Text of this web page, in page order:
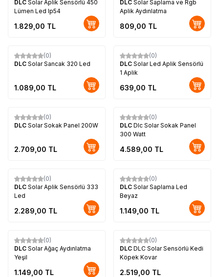
DLC Solar Aplik Sensörlü 450
Lümen Led Ip54
1.829,00 TL
DLC Solar Saplama ve Rgb
Aplik Aydınlatma
809,00 TL
(0)
DLC Solar Sancak 320 Led
1.089,00 TL
(0)
DLC Solar Led Aplik Sensörlü
1 Aplik
639,00 TL
(0)
DLC Solar Sokak Panel 200W
2.709,00 TL
(0)
DLC Dlc Solar Sokak Panel
300 Watt
4.589,00 TL
(0)
DLC Solar Aplik Sensörlü 333
Led
2.289,00 TL
(0)
DLC Solar Saplama Led
Beyaz
1.149,00 TL
(0)
DLC Solar Ağaç Aydınlatma
Yeşil
1.149,00 TL
(0)
DLC DLC Solar Sensörlü Kedi
Köpek Kovar
2.519,00 TL